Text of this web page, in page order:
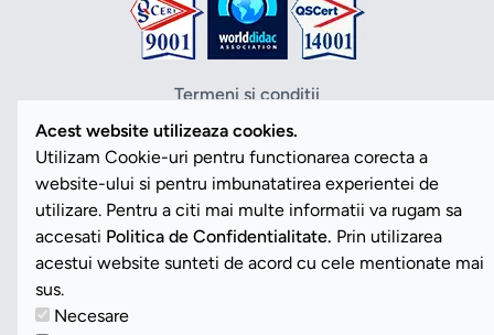
Termeni si conditii
Politica de confidentialitate
Politica cookies
ANPC
SOL
SAL
Vezi Cookies
Copyright ©2026 Romdidac SA. Toate drepturile rezervate
Acest website utilizeaza cookies.
Utilizam Cookie-uri pentru functionarea corecta a
website-ului si pentru imbunatatirea experientei de
utilizare. Pentru a citi mai multe informatii va rugam sa
accesati Politica de Confidentialitate. Prin utilizarea
acestui website sunteti de acord cu cele mentionate mai
sus.
Necesare